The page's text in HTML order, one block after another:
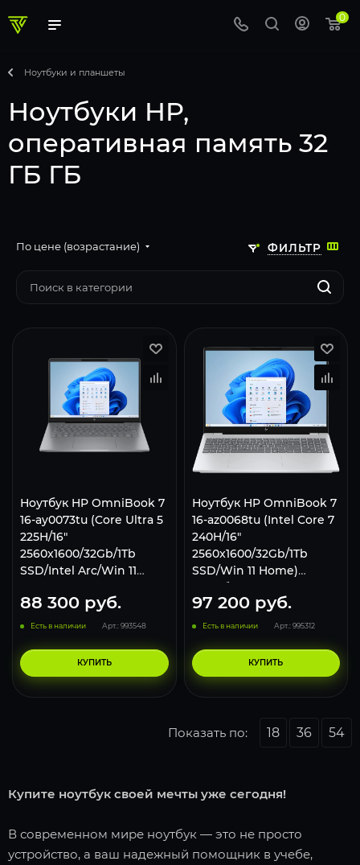
0
Ноутбуки и планшеты
Ноутбуки HP,
оперативная память 32
ГБ ГБ
ФИЛЬТР
По цене (возрастание)
Ноутбук HP OmniBook 7
16-ay0073tu (Core Ultra 5
225H/16"
2560x1600/32Gb/1Tb
SSD/Intel Arc/Win 11
88 300 руб.
Есть в наличии Арт.: 993548
КУПИТЬ
Ноутбук HP OmniBook 7
16-az0068tu (Intel Core 7
240H/16"
2560x1600/32Gb/1Tb
SSD/Win 11 Home)
Серебристый
97 200руб.
Есть в наличии Арт.: 995312
КУПИТЬ
Показать по: 18 36 54
Купите ноутбук своей мечты уже сегодня!
В современном мире ноутбук — это не просто
устройство, а ваш надежный помощник в учебе,